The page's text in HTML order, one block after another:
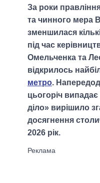
За роки
та чинного мера
зменшилася
під час
Омельченка та
відкрилось
метро.
цьогоріч
діло» вирішило
досягнення
2026 рік.